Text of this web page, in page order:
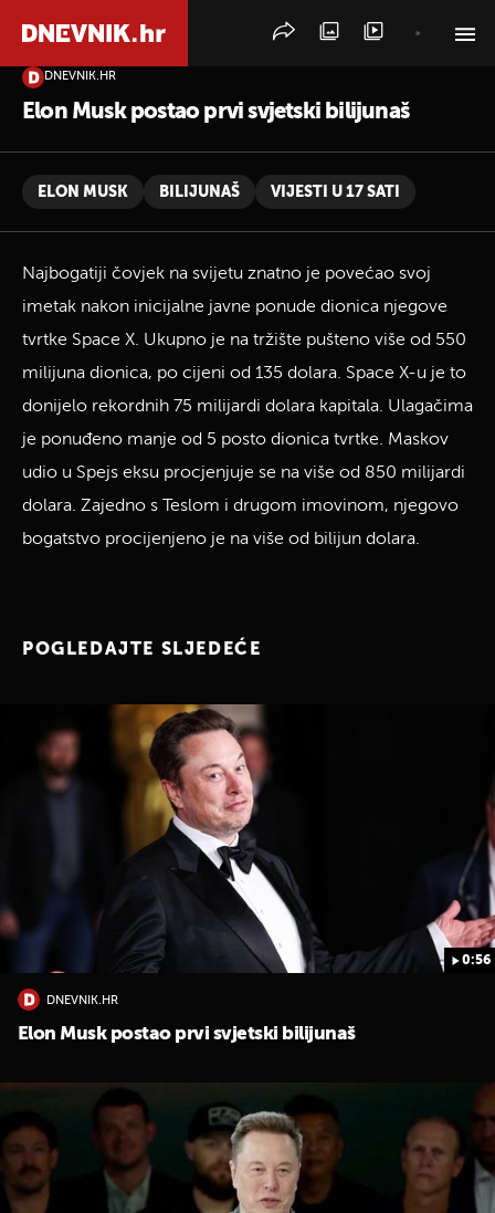
DNEVNIK.HR
Elon Musk postao prvi svjetski bilijunaš
ELON MUSK BILIJUNAŠ VIJESTI U 17 SATI
Najbogatiji čovjek na svijetu znatno je povećao svoj
imetak nakon inicijalne javne ponude dionica njegove
tvrtke Space X. Ukupno je na tržište pušteno više od 550
milijuna dionica, po cijeni od 135 dolara. Space X-u je to
donijelo rekordnih 75 milijardi dolara kapitala. Ulagačima
je ponuđeno manje od 5 posto dionica tvrtke. Maskov
udio u Spejs eksu procjenjuje se na više od 850 milijardi
dolara. Zajedno s Teslom i drugom imovinom, njegovo
bogatstvo procijenjeno je na više od bilijun dolara.
POGLEDAJTE SLJEDEĆE
0:56
DNEVNIK.HR
Elon Musk postao prvi svjetski bilijunaš
PRETRAŽITE VIJESTI